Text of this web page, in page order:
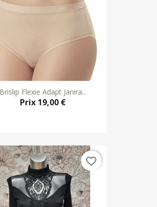
Brislip Flexie Adapt Janira...
Prix 19,00 €
favorite_border